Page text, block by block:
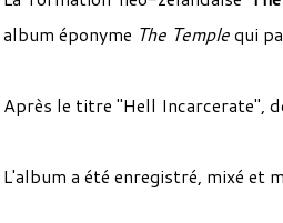
album éponyme The Templequi
Après le titre "Hell Incarcerate",
L'album a été enregistré, mixé et